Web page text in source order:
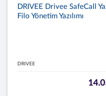
DRIVEE Drivee SafeCall
Filo Yönetim Yazılımı
DRIVEE